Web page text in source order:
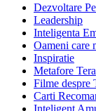
Dezvoltare
Leadership
Inteligenta
Oameni care
Inspiratie
Metafore
Filme despre
Carti
Inteligent